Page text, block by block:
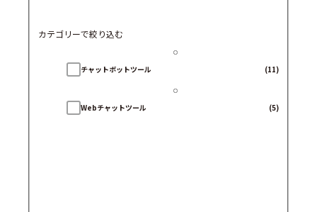
カテゴリーで絞り込む
チャットボットツール (11)
Webチャットツール (5)